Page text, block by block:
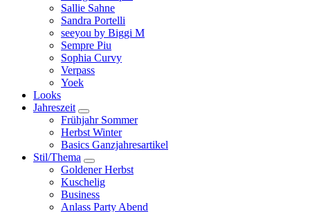
Sallie Sahne
Sandra Portelli
seeyou by Biggi M
Sempre Piu
Sophia Curvy
Verpass
Yoek
Looks
Jahreszeit
Frühjahr Sommer
Herbst Winter
Basics Ganzjahresartikel
Stil/Thema
Goldener Herbst
Kuschelig
Business
Anlass Party Abend